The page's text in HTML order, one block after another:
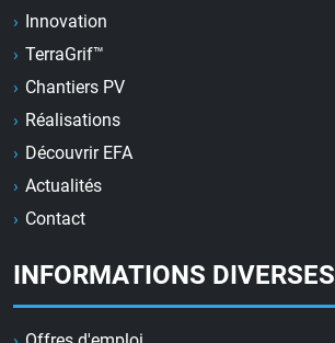
Innovation
TerraGrif™
Chantiers PV
Réalisations
Découvrir EFA
Actualités
Contact
INFORMATIONS DIVERSES